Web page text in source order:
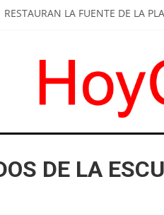
RESTAURAN LA FUENTE DE LA
EXIGEN RETIRAR DE LOS
GOROSTIAGA: INSTALARON
DE LA